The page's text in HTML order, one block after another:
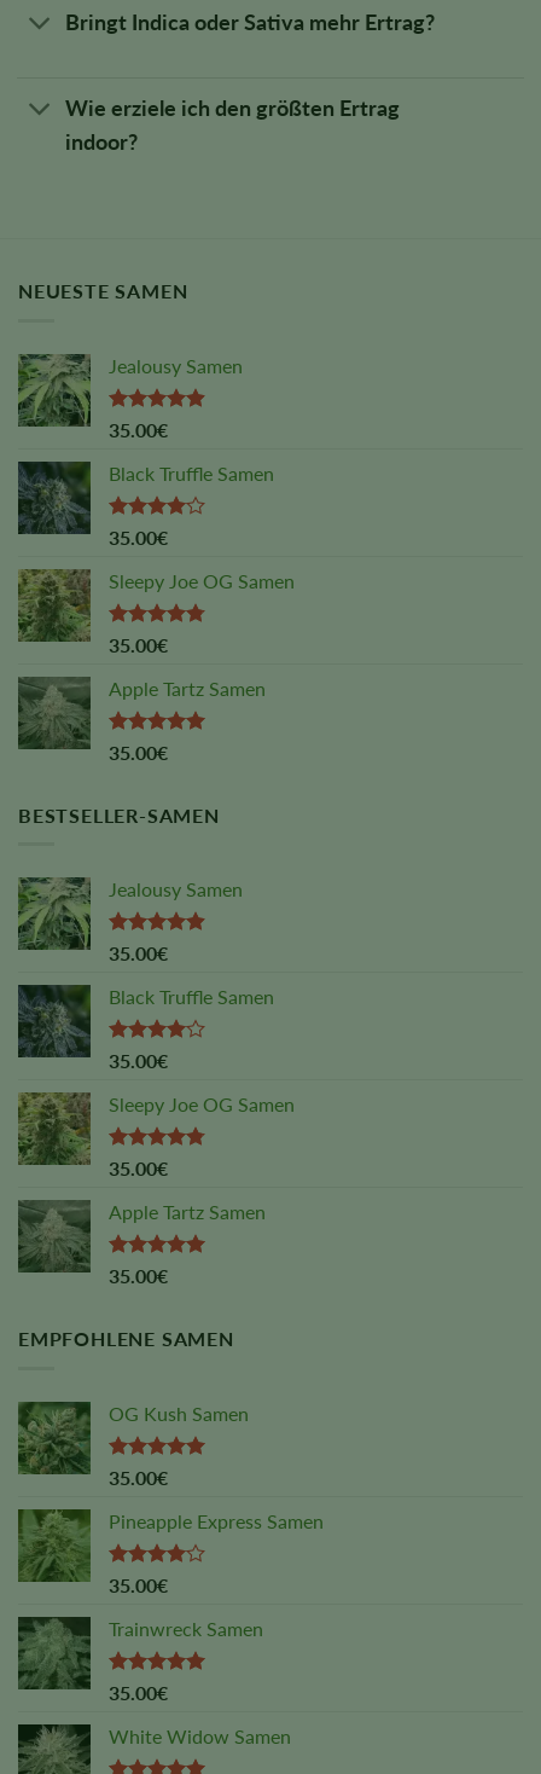
Bringt Indica oder Sativa mehr Ertrag?
Wie erziele ich den größten Ertrag
indoor?
NEUESTE SAMEN
Jealousy Samen
Rated4.88
35.00€
Black Truffle Samen
Rated
of 5
35.00€
Sleepy Joe OG Samen
Rated4.75
35.00€
Apple Tartz Samen
Rated5.00
35.00€
BESTSELLER-SAMEN
Jealousy Samen
Rated4.88
35.00€
Black Truffle Samen
Rated
of 5
35.00€
Sleepy Joe OG Samen
Rated4.75
35.00€
Apple Tartz Samen
Rated5.00
35.00€
EMPFOHLENE SAMEN
OG Kush Samen
Rated5.00
35.00€
Pineapple Express Samen
Rated
of 5
35.00€
Trainwreck Samen
Rated5.00
35.00€
White Widow Samen